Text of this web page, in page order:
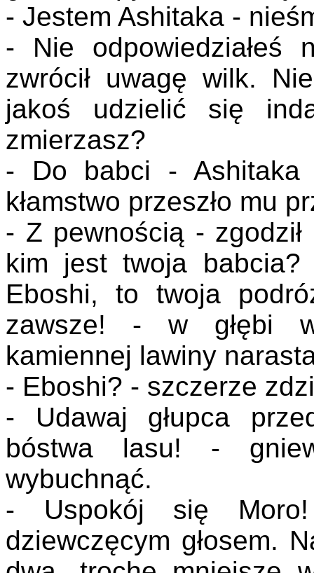
- Jestem Ashitaka -
- Nie odpowiedziałeś
zwrócił uwagę wilk.
jakoś udzielić się
zmierzasz?
- Do babci - Ashitaka
kłamstwo przeszło mu
- Z pewnością -
kim jest twoja
Eboshi, to twoja
zawsze! - w głębi
kamiennej lawiny
- Eboshi? - szczerze
- Udawaj głupca
bóstwa lasu! -
wybuchnąć.
- Uspokój się Moro!
dziewczęcym głosem.